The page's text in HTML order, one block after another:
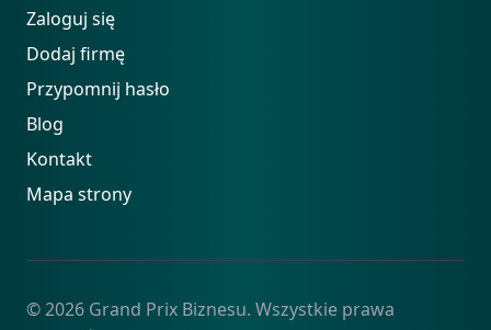
Zaloguj się
Dodaj firmę
Przypomnij hasło
Blog
Kontakt
Mapa strony
© 2026 Grand Prix Biznesu. Wszystkie prawa